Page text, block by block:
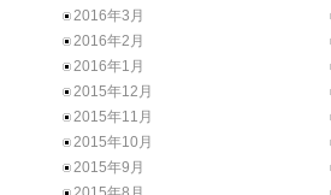
2016年3月
2016年2月
2016年1月
2015年12月
2015年11月
2015年10月
2015年9月